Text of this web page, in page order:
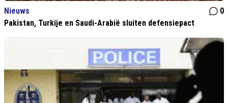
Nieuws
0
Pakistan, Turkije en Saudi-Arabië sluiten defensiepact